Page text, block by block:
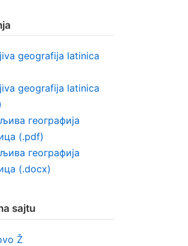
geografija latinica
geografija latinica
географија
(.pdf)
географија
(.docx)
sajtu
Ž